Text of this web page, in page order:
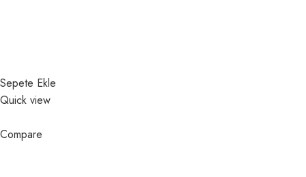
Sepete Ekle
Quick view
Compare